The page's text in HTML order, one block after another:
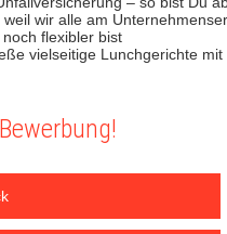
wir alle am
flexibler bist
vielseitige Lunchgerichte